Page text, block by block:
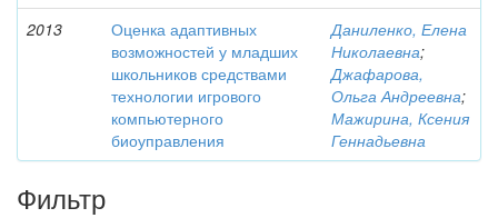
2013
Оценка адаптивных
возможностей у младших
школьников средствами
технологии игрового
компьютерного
биоуправления
Даниленко, Елена
Николаевна;
Джафарова,
Ольга Андреевна;
Мажирина, Ксения
Геннадьевна
Фильтр